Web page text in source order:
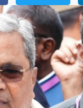
Powered By KhushiHost